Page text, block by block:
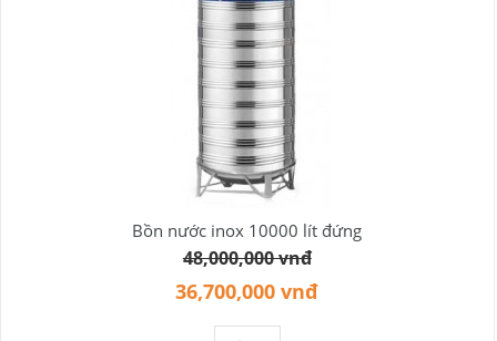
Bồn nước inox 10000 lít đứng
48,000,000 vnđ
36,700,000 vnđ